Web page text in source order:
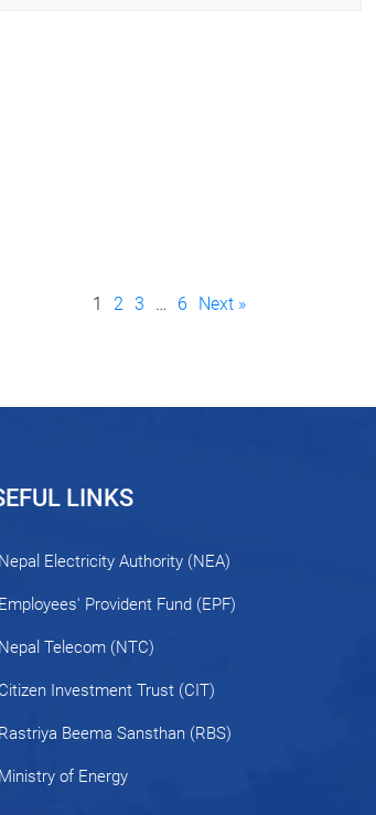
1 2 3 … 6 Next »
LINKS
Nepal Electricity Authority (NEA)
Employees' Provident Fund (EPF)
Nepal Telecom (NTC)
Citizen Investment Trust (CIT)
Rastriya Beema Sansthan (RBS)
Ministry of Energy